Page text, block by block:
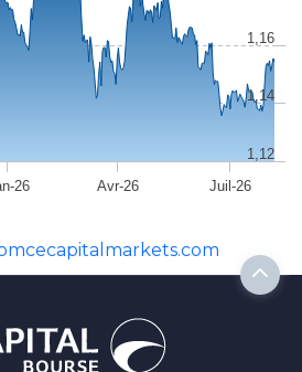
26 Avr-26 Juil-26
1,12
1,14
1,16